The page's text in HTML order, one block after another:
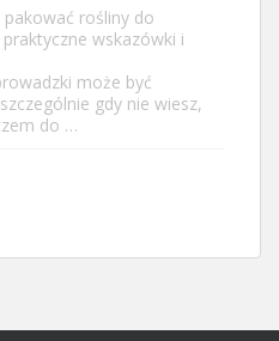
pakować rośliny do
wskazówki i
może być
gdy nie wiesz,
do …